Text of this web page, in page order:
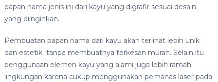
papan nama jenis ini dari kayu yang digrafir sesuai desain
yang diinginkan.
Pembuatan papan nama dari kayu akan terlihat lebih unik
dan estetik tanpa membuatnya terkesan murah. Selain itu
penggunaan elemen kayu yang alami juga lebih ramah
lingkungan karena cukup menggunakan pemanas laser pada